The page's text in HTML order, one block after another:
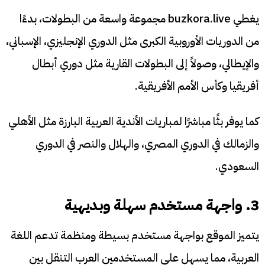
يغطي buzkora.live مجموعة واسعة من البطولات، بدءًا
من الدوريات الأوروبية الكبرى مثل الدوري الإنجليزي، الإسباني،
والإيطالي، وصولاً إلى البطولات القارية مثل دوري أبطال
أفريقيا وكأس الأمم الأفريقية.
كما يوفر بثًا مباشرًا لمباريات الأندية العربية البارزة مثل الأهلي
والزمالك في الدوري المصري، والهلال والنصر في الدوري
السعودي.
3. واجهة مستخدم سهلة وبديهية
يتميز الموقع بواجهة مستخدم بسيطة ومنظمة تدعم اللغة
العربية، مما يسهل على المستخدمين العرب التنقل بين